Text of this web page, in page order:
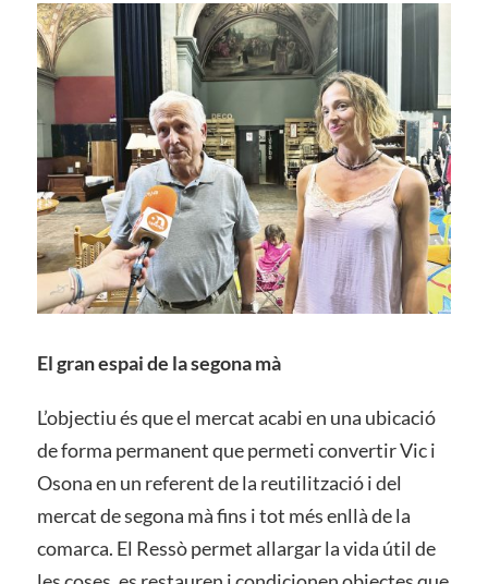
El gran espai de la segona mà
L’objectiu és que el mercat acabi en una ubicació
de forma permanent que permeti convertir Vic i
Osona en un referent de la reutilització i del
mercat de segona mà fins i tot més enllà de la
comarca. El Ressò permet allargar la vida útil de